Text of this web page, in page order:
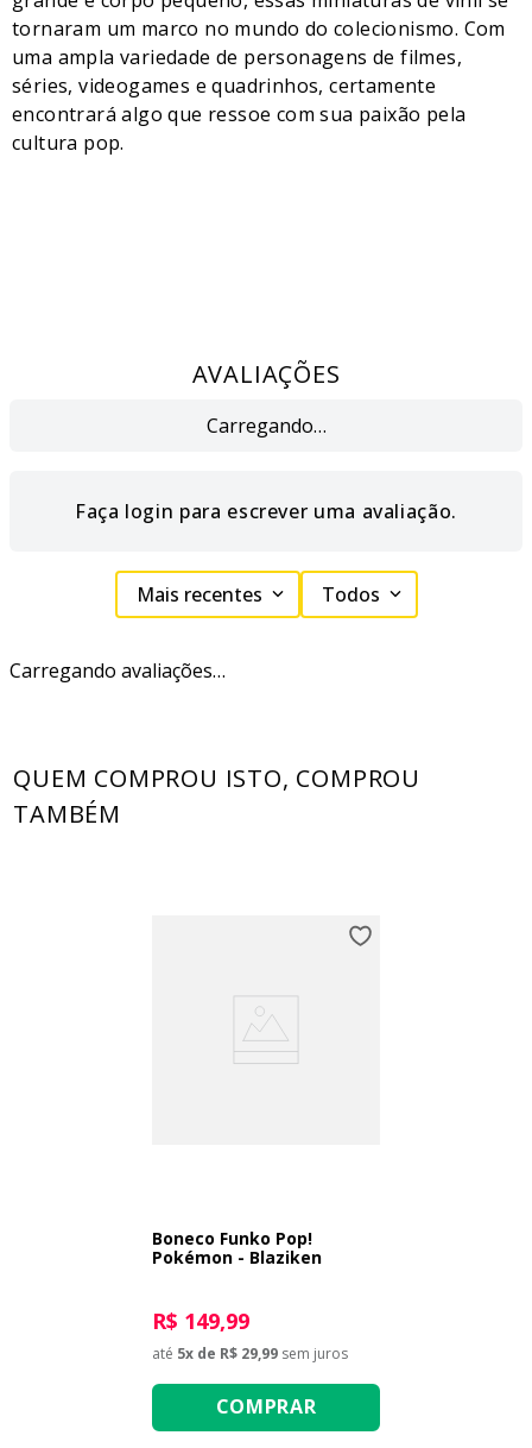
tornaram um marco no mundo do colecionismo. Com
uma ampla variedade de personagens de filmes,
séries, videogames e quadrinhos, certamente
encontrará algo que ressoe com sua paixão pela
cultura pop.
AVALIAÇÕES
Carregando…
Faça login para escrever uma avaliação.
Mais recentes Todos
Carregando avaliações…
QUEM COMPROU ISTO, COMPROU
TAMBÉM
Boneco Funko Pop!
Pokémon - Blaziken
R$ 149,99
até 5x de R$ 29,99 sem juros
COMPRAR